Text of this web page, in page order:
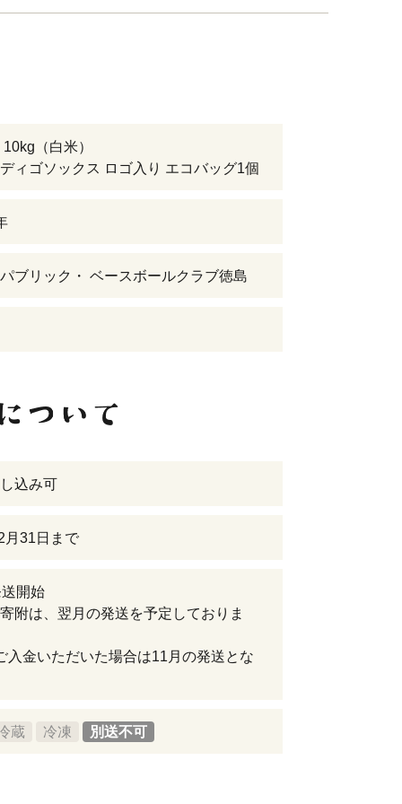
（白米）
ィゴソックス ロゴ入り エコバッグ1個
ブリック・ ベースボールクラブ徳島
込み可
月31日まで
開始
附は、翌月の発送を予定しておりま
金いただいた場合は11月の発送とな
蔵 冷凍 別送不可